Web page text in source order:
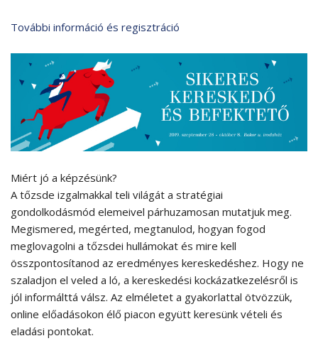
További információ és regisztráció
Miért jó a képzésünk?
A tőzsde izgalmakkal teli világát a stratégiai
gondolkodásmód elemeivel párhuzamosan mutatjuk meg.
Megismered, megérted, megtanulod, hogyan fogod
meglovagolni a tőzsdei hullámokat és mire kell
összpontosítanod az eredményes kereskedéshez. Hogy ne
szaladjon el veled a ló, a kereskedési kockázatkezelésről is
jól informálttá válsz. Az elméletet a gyakorlattal ötvözzük,
online előadásokon élő piacon együtt keresünk vételi és
eladási pontokat.